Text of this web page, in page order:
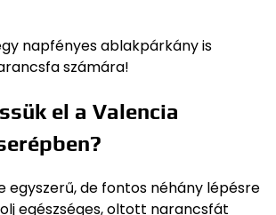
napfényes ablakpárkány is
számára!
el a Valencia
egyszerű, de fontos néhány lépésre
egészséges, oltott narancsfát